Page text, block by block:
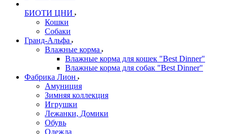
БИОТИ ЦНИ
Кошки
Собаки
Гранд-Альфа
Влажные корма
Влажные корма для кошек "Best Dinner"
Влажные корма для собак "Best Dinner"
Фабрика Лион
Амуниция
Зимняя коллекция
Игрушки
Лежанки, Домики
Обувь
Одежда